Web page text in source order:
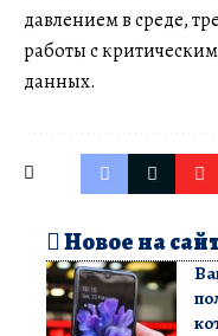
давлением в среде,
работы с
данных.
Новое на